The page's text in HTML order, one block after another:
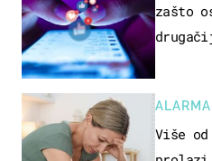
zašto
STUDIJE
Više